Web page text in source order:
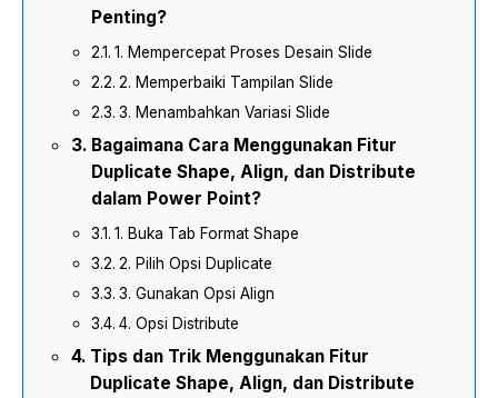
Penting?
1. Mempercepat Proses Desain Slide
2. Memperbaiki Tampilan Slide
3. Menambahkan Variasi Slide
Bagaimana Cara Menggunakan Fitur
Duplicate Shape, Align, dan Distribute
dalam Power Point?
1. Buka Tab Format Shape
2. Pilih Opsi Duplicate
3. Gunakan Opsi Align
4. Opsi Distribute
Tips dan Trik Menggunakan Fitur
Duplicate Shape, Align, dan Distribute